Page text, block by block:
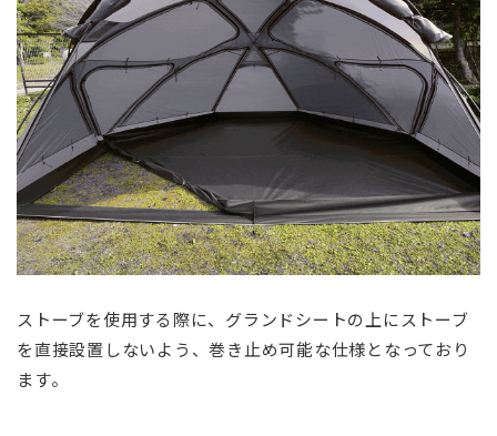
ストーブを使用する際に、グランドシートの上にストーブ
を直接設置しないよう、巻き止め可能な仕様となっており
ます。